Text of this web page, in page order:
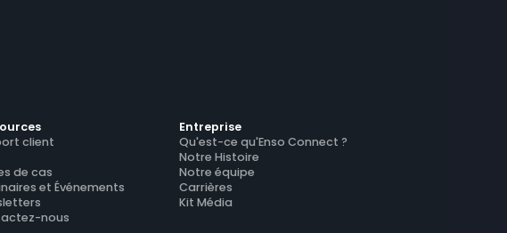
client
de cas
et Événements
nous
Entreprise
Qu'est-ce qu'Enso Connect ?
Notre Histoire
Notre équipe
Carrières
Kit Média